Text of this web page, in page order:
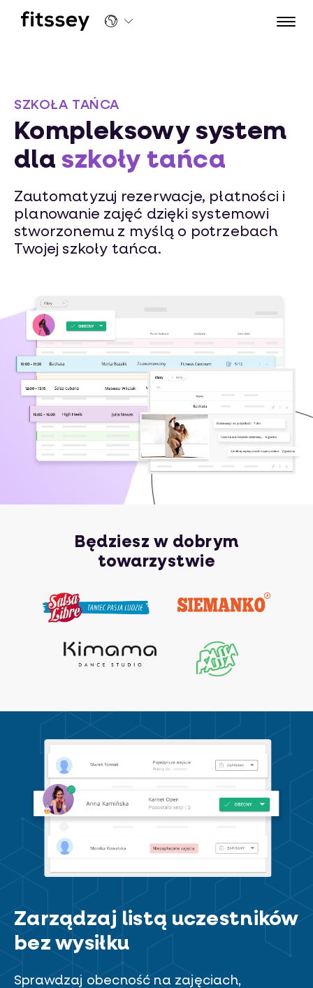
SZKOŁA TAŃCA
Kompleksowy system
dla szkoły tańca
Zautomatyzuj rezerwacje, płatności i
planowanie zajęć dzięki systemowi
stworzonemu z myślą o potrzebach
Twojej szkoły tańca.
Będziesz w dobrym
towarzystwie
Zarządzaj listą uczestników
bez wysiłku
Sprawdzaj obecność na zajęciach,